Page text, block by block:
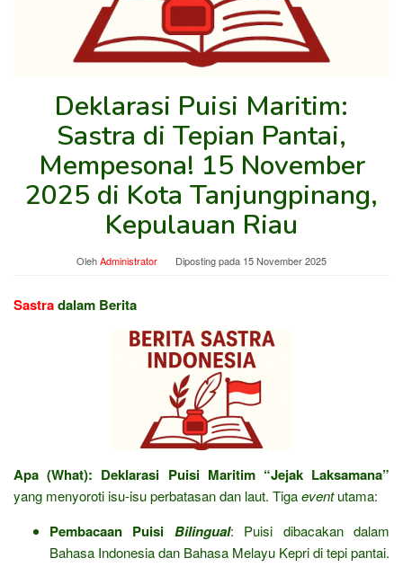
Deklarasi Puisi Maritim:
Sastra di Tepian Pantai,
Mempesona! 15 November
2025 di Kota Tanjungpinang,
Kepulauan Riau
OlehAdministrator Diposting pada 15 November 2025
Sastradalam Berita
Apa (What): Deklarasi Puisi Maritim “Jejak Laksamana”
yang menyoroti isu-isu perbatasan dan laut. Tigaeventutama:
Pembacaan Puisi Bilingual: Puisi dibacakan dalam
Bahasa Indonesia dan Bahasa Melayu Kepri di tepi pantai.